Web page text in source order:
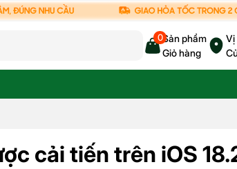
0Sản phẩm
Giỏ hàng
Vị
cải tiến trên iOS